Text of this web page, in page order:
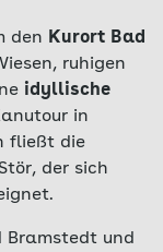
den Kurort Bad
ruhigen
idyllische
in
fließt die
der sich
Bramstedt und